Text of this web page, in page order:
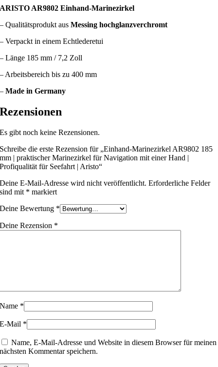
ARISTO AR9802 Einhand-Marinezirkel
– Qualitätsprodukt ausMessing hochglanzverchromt
– Verpackt in einem Echtlederetui
– Länge 185 mm / 7,2 Zoll
– Arbeitsbereich bis zu 400 mm
–Made in Germany
Rezensionen
Es gibt noch keine Rezensionen.
Schreibe die erste Rezension für „Einhand-Marinezirkel AR9802 185
mm | praktischer Marinezirkel für Navigation mit einer Hand |
Profiqualität für Seefahrt | Aristo“
Deine E-Mail-Adresse wird nicht veröffentlicht. Erforderliche Felder
sind mit * markiert
Deine Bewertung *
Deine Rezension *
Name *
E-Mail *
Name, E-Mail-Adresse und Website in diesem Browser für meinen
nächsten Kommentar speichern.